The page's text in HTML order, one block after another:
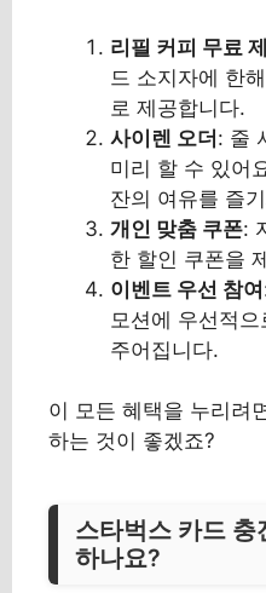
리필 커피 무료
드 소지자에 한
로 제공합니다.
사이렌 오더: 줄
미리 할 수 있어
잔의 여유를 즐
개인 맞춤 쿠폰:
한 할인 쿠폰을
이벤트 우선 참여
모션에 우선적
주어집니다.
이 모든 혜택을 누리려
하는 것이 좋겠죠?
스타벅스 카드 충
하나요?